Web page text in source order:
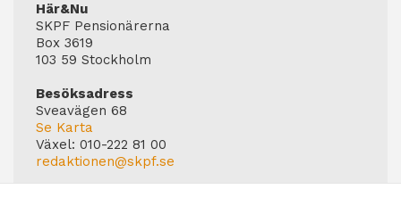
Här&Nu
SKPF Pensionärerna
Box 3619
103 59 Stockholm
Besöksadress
Sveavägen 68
Se Karta
Växel: 010-222 81 00
redaktionen@skpf.se